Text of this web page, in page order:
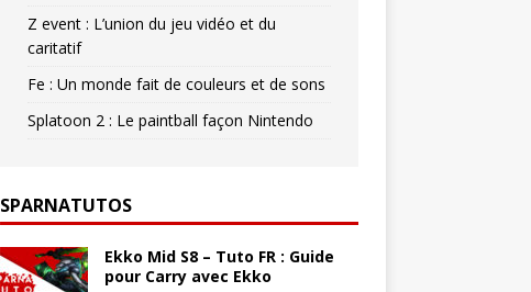
Z event : L’union du jeu vidéo et du
caritatif
Fe : Un monde fait de couleurs et de sons
Splatoon 2 : Le paintball façon Nintendo
SPARNATUTOS
Ekko Mid S8 – Tuto FR : Guide
pour Carry avec Ekko